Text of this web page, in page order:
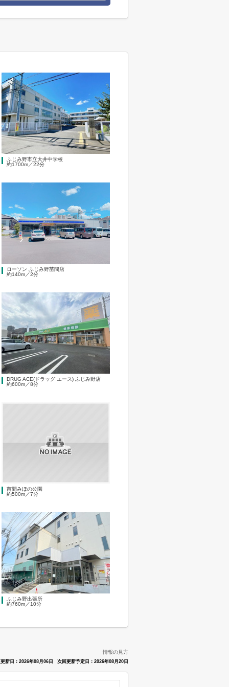
ふじみ野市立大井中学校
約1700m／22分
ローソン ふじみ野苗間店
約140m／2分
DRUG ACE(ドラッグ エース) ふじみ野店
約600m／8分
苗間みほの公園
約500m／7分
ふじみ野出張所
約760m／10分
情報の見方
新日：2026年08月06日 次回更新予定日：2026年08月20日